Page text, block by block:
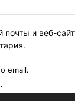
почты и веб-сайт
email.